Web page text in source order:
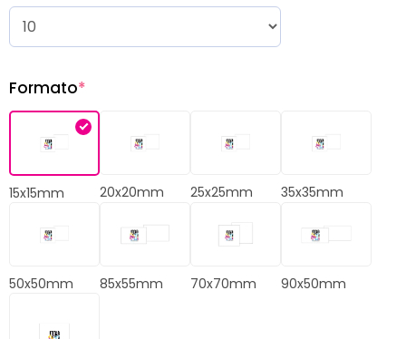
Formato*
15x15mm 20x20mm 25x25mm 35x35mm
50x50mm 85x55mm 70x70mm 90x50mm